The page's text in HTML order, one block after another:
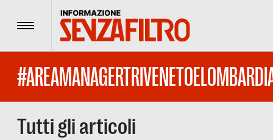
Menu
Tutti gli articoli